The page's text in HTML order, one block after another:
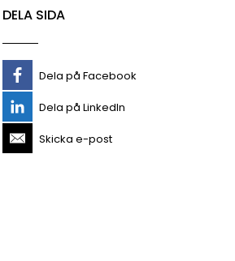
DELA SIDA
Dela på Facebook
Dela på LinkedIn
Skicka e-post